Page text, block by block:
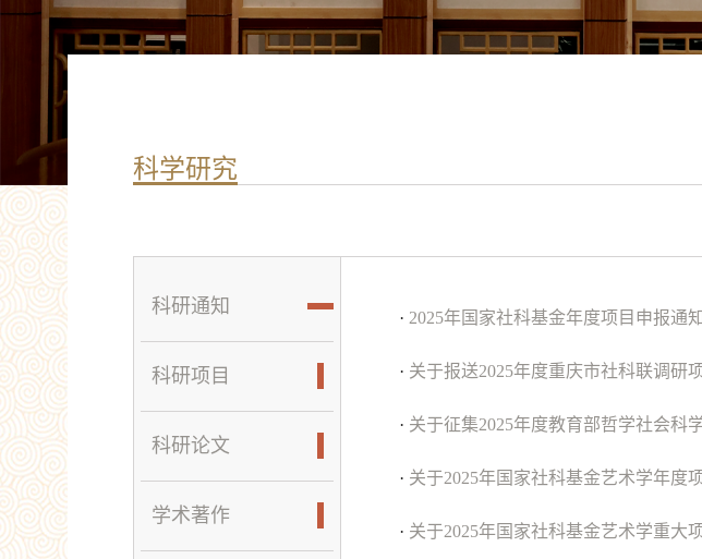
科学研究
科研通知
科研项目
科研论文
学术著作
· 2025年国家社科基金年度项目申报通知
· 关于报送2025年度重庆市社科联调研
· 关于征集2025年度教育部哲学社会科
· 关于2025年国家社科基金艺术学年度
· 关于2025年国家社科基金艺术学重大